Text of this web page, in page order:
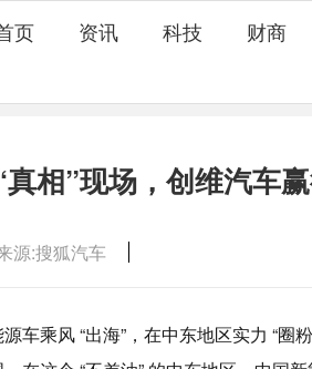
页 资讯 科技 财商
相”现场，创维汽车
源:搜狐汽车
车乘风 “出海”，在中东地区实力 “圈